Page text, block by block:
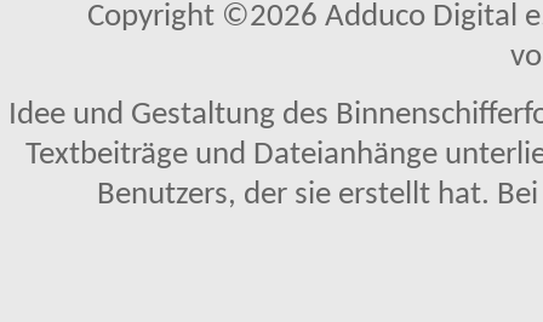
Copyright ©2026 Adduco Digital
Idee und Gestaltung des
Textbeiträge und Dateianhänge
Benutzers, der sie erstellt hat.